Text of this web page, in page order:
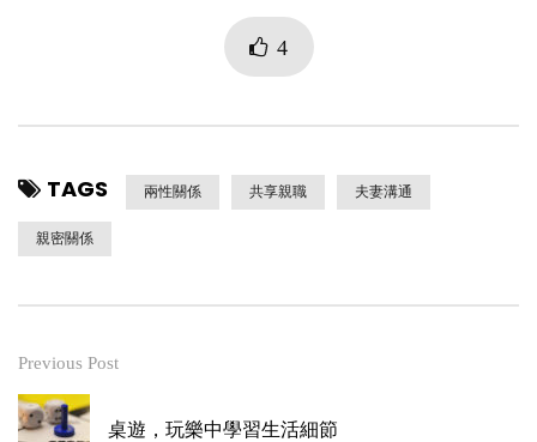
4
TAGS 兩性關係 共享親職 夫妻溝通
親密關係
Previous Post
桌遊，玩樂中學習生活細節